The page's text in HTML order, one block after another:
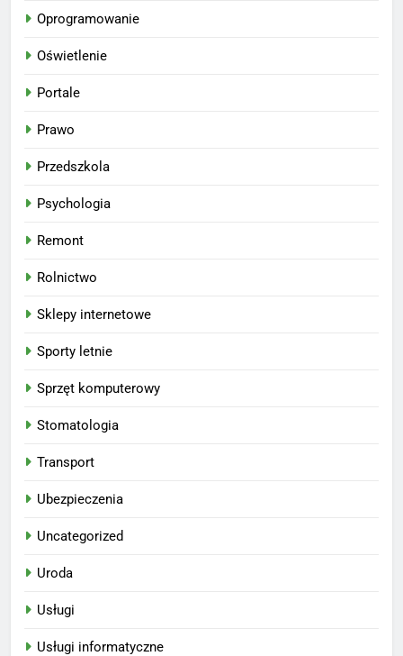
Oprogramowanie
Oświetlenie
Portale
Prawo
Przedszkola
Psychologia
Remont
Rolnictwo
Sklepy internetowe
Sporty letnie
Sprzęt komputerowy
Stomatologia
Transport
Ubezpieczenia
Uncategorized
Uroda
Usługi
Usługi informatyczne